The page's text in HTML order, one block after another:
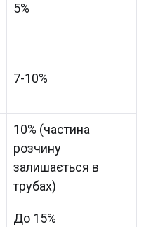
5%
7-10%
10% (частина
розчину
залишається в
трубах)
До 15%